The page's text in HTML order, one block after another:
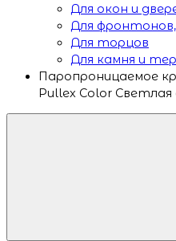
Для окон и
Для фронтонов,
Для торцов
Для камня и
Паропроницаемое
Pullex Color Светлая